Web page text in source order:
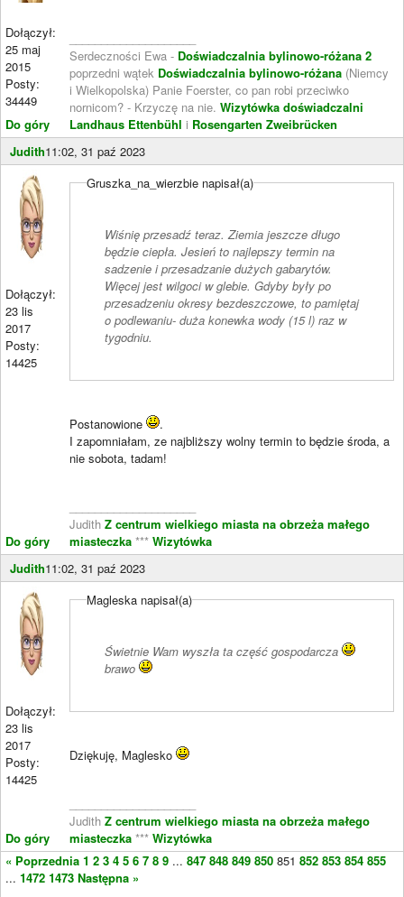
Dołączył:
25 maj
2015
Posty:
34449
Do góry
Serdeczności Ewa - Doświadczalnia bylinowo-różana 2
poprzedni wątek Doświadczalnia bylinowo-różana (Niemcy
i Wielkopolska) Panie Foerster, co pan robi przeciwko
nornicom? - Krzyczę na nie. Wizytówka doświadczalni
Landhaus Ettenbühl i Rosengarten Zweibrücken
Judith11:02, 31 paź 2023
Dołączył:
23 lis
2017
Posty:
14425
Do góry
Gruszka_na_wierzbie napisał(a)
Wiśnię przesadź teraz. Ziemia jeszcze długo
będzie ciepła. Jesień to najlepszy termin na
sadzenie i przesadzanie dużych gabarytów.
Więcej jest wilgoci w glebie. Gdyby były po
przesadzeniu okresy bezdeszczowe, to pamiętaj
o podlewaniu- duża konewka wody (15 l) raz w
tygodniu.
Postanowione
.
I zapomniałam, ze najbliższy wolny termin to będzie środa, a
nie sobota, tadam!
Judith Z centrum wielkiego miasta na obrzeża małego
miasteczka *** Wizytówka
Judith11:02, 31 paź 2023
Dołączył:
23 lis
2017
Posty:
14425
Do góry
Magleska napisał(a)
Świetnie Wam wyszła ta część gospodarcza
brawo
Dziękuję, Maglesko
Judith Z centrum wielkiego miasta na obrzeża małego
miasteczka *** Wizytówka
« Poprzednia 1 2 3 4 5 6 7 8 9 ... 847 848 849 850 851 852 853 854 855
... 1472 1473 Następna »